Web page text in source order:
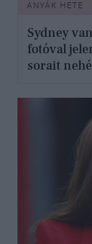
ANYÁK HETE
Sydney
fotóval
sorait